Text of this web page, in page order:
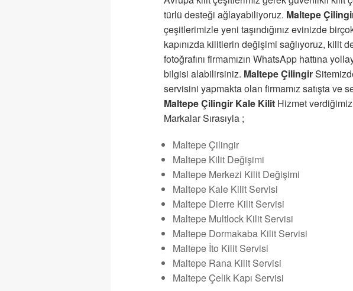
türlü desteği ağlayabiliyoruz. Maltepe
çeşitlerimizle yeni taşındığınız evinizde
kapınızda kilitlerin değişimi sağlıyoruz, kilit
fotoğrafını firmamızın WhatsApp hattına
bilgisi alabilirsiniz. Maltepe Çilingir
servisini yapmakta olan firmamız satışta ve
Maltepe Çilingir Kale Kilit Hizmet
Markalar Sırasıyla ;
Maltepe Çilingir
Maltepe Kilit Değişimi
Maltepe Merkezi Kilit Değişimi
Maltepe Kale Kilit Servisi
Maltepe Dierre Kilit Servisi
Maltepe Multlock Kilit Servisi
Maltepe Dormakaba Kilit Servisi
Maltepe İto Kilit Servisi
Maltepe Rana Kilit Servisi
Maltepe Çelik Kapı Servisi